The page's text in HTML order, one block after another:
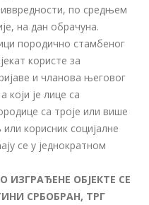
по средњем
на дан обрачуна.
породично стамбеног
користе за
и чланова његовог
који је лице са
са троје или више
корисник социјалне
се у једнократном
ИЗГРАЂЕНЕ ОБЈЕКТЕ СЕ
СРБОБРАН, ТРГ